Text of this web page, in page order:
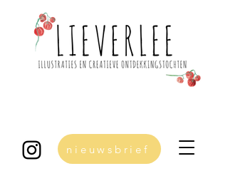
nieuwsbrief